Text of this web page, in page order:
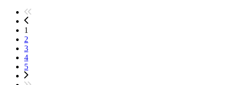
1
2
3
4
5